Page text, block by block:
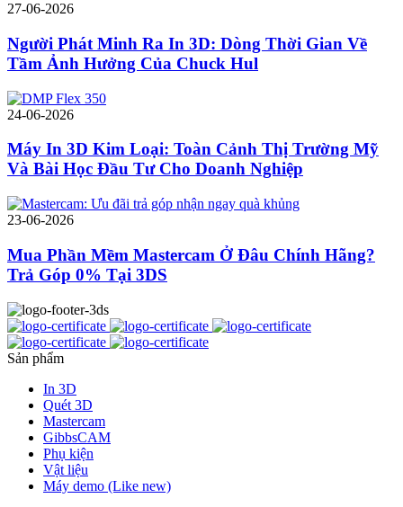
27-06-2026
Người Phát Minh Ra In 3D: Dòng Thời Gian Về
Tầm Ảnh Hưởng Của Chuck Hul
24-06-2026
Máy In 3D Kim Loại: Toàn Cảnh Thị Trường Mỹ
Và Bài Học Đầu Tư Cho Doanh Nghiệp
23-06-2026
Mua Phần Mềm Mastercam Ở Đâu Chính Hãng?
Trả Góp 0% Tại 3DS
Sản phẩm
In 3D
Quét 3D
Mastercam
GibbsCAM
Phụ kiện
Vật liệu
Máy demo (Like new)